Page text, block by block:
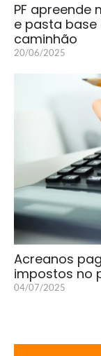
PF apreende
e pasta
caminhão
20/06/2025
Acreanos
impostos no
04/07/2025